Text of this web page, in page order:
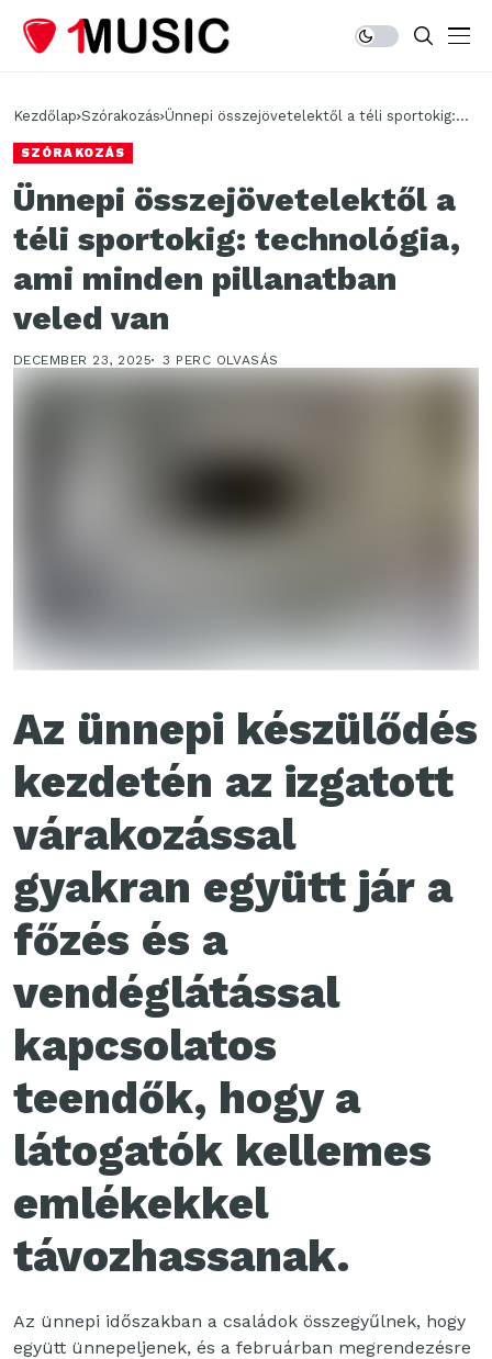
Kezdőlap Szórakozás Ünnepi összejövetelektől a téli sportokig:
SZÓRAKOZÁS
Ünnepi összejövetelektől a
téli sportokig: technológia,
ami minden pillanatban
veled van
DECEMBER 23, 2025 3 PERC OLVASÁS
Az ünnepi készülődés
kezdetén az izgatott
várakozással
gyakran együtt jár a
főzés és a
vendéglátással
kapcsolatos
teendők, hogy a
látogatók kellemes
emlékekkel
távozhassanak.
Az ünnepi időszakban a családok összegyűlnek, hogy
együtt ünnepeljenek, és a februárban megrendezésre